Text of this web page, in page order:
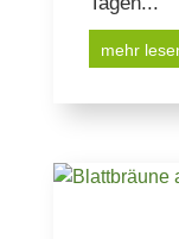
mehr